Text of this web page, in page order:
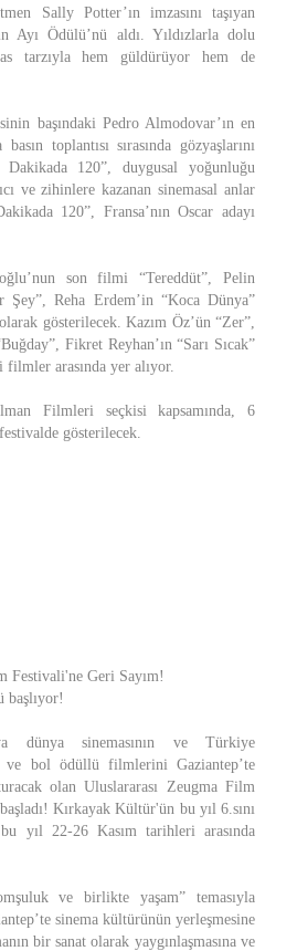
Sally Potter’ın imzasını taşıyan
Ayı Ödülü’nü aldı. Yıldızlarla dolu
tarzıyla hem güldürüyor hem de
başındaki Pedro Almodovar’ın en
toplantısı sırasında gözyaşlarını
Dakikada 120”, duygusal yoğunluğu
ve zihinlere kazanan sinemasal anlar
120”, Fransa’nın Oscar adayı
son filmi “Tereddüt”, Pelin
Şey”, Reha Erdem’in “Koca Dünya”
gösterilecek. Kazım Öz’ün “Zer”,
Fikret Reyhan’ın “Sarı Sıcak”
arasında yer alıyor.
Filmleri seçkisi kapsamında, 6
gösterilecek.
Festivali'ne Geri Sayım!
başlıyor!
dünya sinemasının ve Türkiye
ve bol ödüllü filmlerini Gaziantep’te
olan Uluslararası Zeugma Film
Kırkayak Kültür'ün bu yıl 6.sını
yıl 22-26 Kasım tarihleri arasında
ve birlikte yaşam” temasıyla
sinema kültürünün yerleşmesine
bir sanat olarak yaygınlaşmasına ve